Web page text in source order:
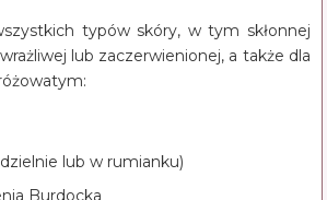
typów skóry, w tym skłonnej
lub zaczerwienionej, a także dla
lub w rumianku)
Burdocka